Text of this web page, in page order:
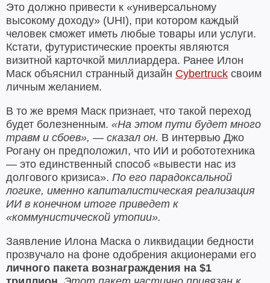
Это должно привести к «универсальному
высокому доходу» (UHI), при котором каждый
человек сможет иметь любые товары или услуги.
Кстати, футуристические проекты являются
визитной карточкой миллиардера. Ранее Илон
Маск объяснил странный дизайн Cybertruck своим
личным желанием.
В то же время Маск признает, что такой переход
будет болезненным. «На этом пути будет много
травм и сбоев», — сказал он. В интервью Джо
Рогану он предположил, что ИИ и робототехника
— это единственный способ «вывести нас из
долгового кризиса». По его парадоксальной
логике, именно капиталистическая реализация
ИИ в конечном итоге приведет к
«коммунистической утопии».
Заявление Илона Маска о ликвидации бедности
прозвучало на фоне одобрения акционерами его
личного пакета вознаграждения на $1